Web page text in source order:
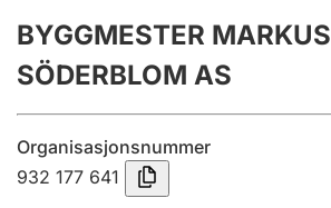
Årsregnskap
Innsending og forsinkelsesgebyr
Tinglysing
BYGGMESTER MARKUS
SÖDERBLOM AS
Organisasjonsnummer
932 177 641